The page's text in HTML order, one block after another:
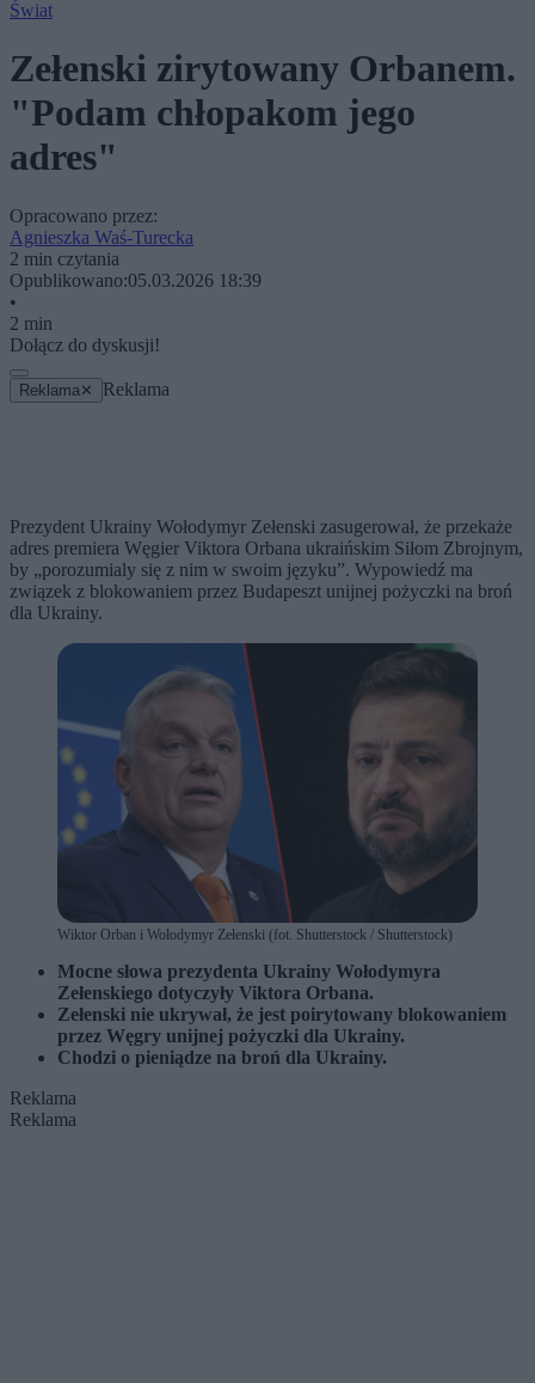
Świat
Zełenski zirytowany Orbanem.
"Podam chłopakom jego
adres"
Opracowano przez:
Agnieszka Waś-Turecka
2 min czytania
Opublikowano:05.03.2026 18:39
•
2 min
Dołącz do dyskusji!
Reklama ✕ Reklama
Prezydent Ukrainy Wołodymyr Zełenski zasugerował, że przekaże
adres premiera Węgier Viktora Orbana ukraińskim Siłom Zbrojnym,
by „porozumialy się z nim w swoim języku”. Wypowiedź ma
związek z blokowaniem przez Budapeszt unijnej pożyczki na broń
dla Ukrainy.
Wiktor Orban i Wołodymyr Zełenski (fot. Shutterstock / Shutterstock)
Mocne słowa prezydenta Ukrainy Wołodymyra
Zełenskiego dotyczyły Viktora Orbana.
Zełenski nie ukrywał, że jest poirytowany blokowaniem
przez Węgry unijnej pożyczki dla Ukrainy.
Chodzi o pieniądze na broń dla Ukrainy.
Reklama
Reklama